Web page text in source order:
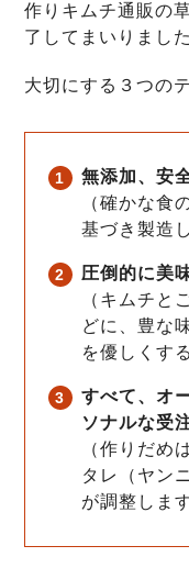
作りキムチ通販の
了してまいりました
大切にする３つの
無添加、安
（確かな食
基づき製造
圧倒的に美
（キムチと
どに、豊な
を優しくす
すべて、オ
ソナルな受
（作りだめ
タレ（ヤン
が調整します